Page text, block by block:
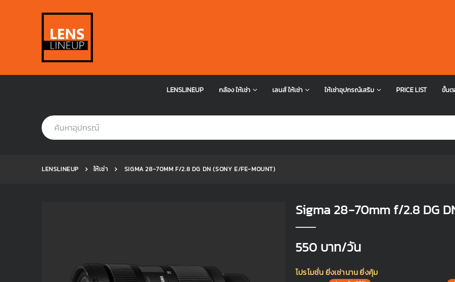
LENSLINEUP กล้อง ให้เช่า เลนส์ ให้เช่า ให้เช่าอุปกรณ์เสริม PRICE LIST ขั้นต
LENSLINEUP ให้เช่า SIGMA 28-70MM F/2.8 DG DN (SONY E/FE-MOUNT)
Sigma 28-70mm f/2.8 DG
550 บาท/วัน
โปรโมชั่น ยิ่งเช่านาน ยิ่งคุ้ม